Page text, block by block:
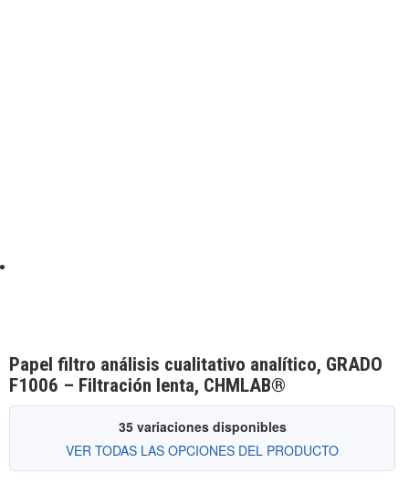
Papel filtro análisis cualitativo analítico, GRADO
F1006 – Filtración lenta, CHMLAB®
35 variaciones disponibles
VER TODAS LAS OPCIONES DEL PRODUCTO